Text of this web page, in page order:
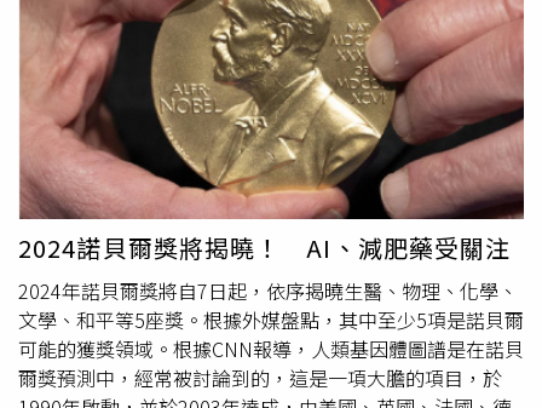
野生台灣獼猴誤闖
黑猩猩展場，因黑猩猩有領域性，也會群
體打獵，所以獼猴被
黑猩猩攻擊死亡。園方表示，當下保育
員將黑猩猩
用食物引到內舍，將獼猴屍體帶走，檢查無異狀
後，再把 黑猩猩 放出來，也餵食物安撫，之後觀察猩猩沒激
烈暴躁行為。據了解，其實類似動物園攻擊事件不只一起，
去年台北市立動物園也發生野生白鼻心誤闖黑猩猩展區被打
死，當時木柵動物園表示，不知道白鼻心怎麼闖入的，為了
動物福利，會將網子把整區圍住，動物也可能會在附近逗
留，大自然法則人類無法干預。
2024諾貝爾獎將揭曉！ AI、減肥藥受關注
2024年諾貝爾獎將自7日起，依序揭曉生醫、物理、化學、
文學、和平等5座獎。根據外媒盤點，其中至少5項是諾貝爾
可能的獲獎領域。根據CNN報導，人類基因體圖譜是在諾貝
爾獎預測中，經常被討論到的，這是一項大膽的項目，於